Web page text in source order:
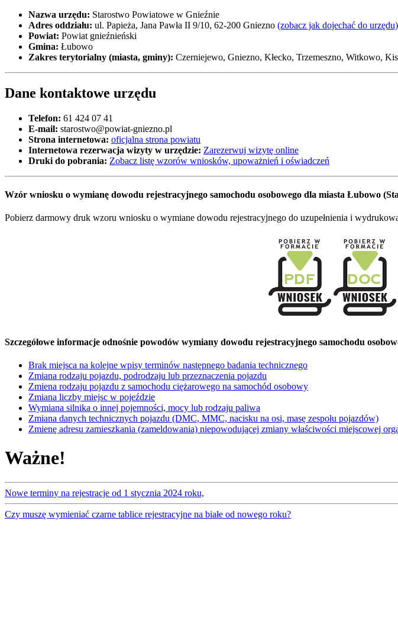
Nazwa urzędu: Starostwo Powiatowe w Gnieźnie
Adres oddziału: ul. Papieża, Jana Pawła II 9/10, 62-200 Gniezno (zobacz jak dojechać do urzędu)
Powiat: Powiat gnieźnieński
Gmina: Łubowo
Zakres terytorialny (miasta, gminy): Czerniejewo, Gniezno, Kłecko, Trzemeszno, Witkowo,
Dane kontaktowe urzędu
Telefon: 61 424 07 41
E-mail: starostwo@powiat-gniezno.pl
Strona internetowa: oficjalna strona powiatu
Internetowa rezerwacja wizyty w urzędzie: Zarezerwuj wizytę online
Druki do pobrania: Zobacz listę wzorów wniosków, upoważnień i oświadczeń
Wzór wniosku o wymianę dowodu rejestracyjnego samochodu osobowego dla miasta Łubowo
Pobierz darmowy druk wzoru wniosku o wymiane dowodu rejestracyjnego do uzupełnienia i
Szczegółowe informacje odnośnie powodów wymiany dowodu rejestracyjnego samochodu
Brak miejsca na kolejne wpisy terminów następnego badania technicznego
Zmiana rodzaju pojazdu, podrodzaju lub przeznaczenia pojazdu
Zmiena rodzaju pojazdu z samochodu ciężarowego na samochód osobowy
Zmiana liczby miejsc w pojeździe
Wymiana silnika o innej pojemności, mocy lub rodzaju paliwa
Zmiana danych technicznych pojazdu (DMC, MMC, nacisku na osi, masę zespołu pojazdów)
Zmienę adresu zamieszkania (zameldowania) niepowodującej zmiany właściwości miejscowej
Ważne!
Nowe terminy na rejestracje od 1 stycznia 2024 roku,
Czy muszę wymieniać czarne tablice rejestracyjne na białe od nowego roku?